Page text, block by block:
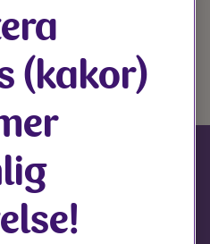
(kakor)